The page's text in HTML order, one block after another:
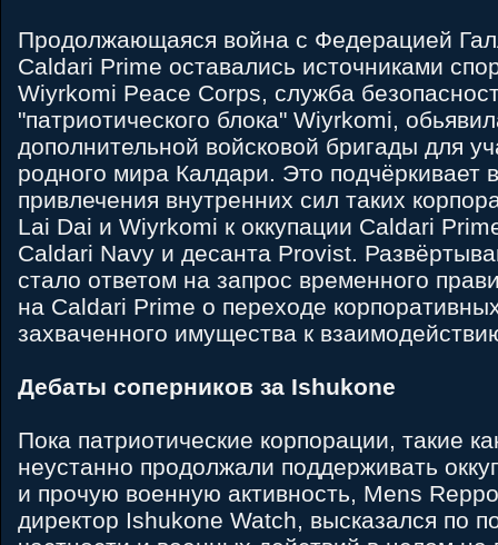
Продолжающаяся война с Федерацией
Caldari Prime оставались источниками
Wiyrkomi Peace Corps, служба
"патриотического блока" Wiyrkomi,
дополнительной войсковой бригады для
родного мира Калдари. Это подчёркивает
привлечения внутренних сил таких
Lai Dai и Wiyrkomi к оккупации Caldari
Caldari Navy и десанта Provist.
стало ответом на запрос временного
на Caldari Prime о переходе
захваченного имущества к
Дебаты соперников за Ishukone
Пока патриотические корпорации, такие
неустанно продолжали поддерживать
и прочую военную активность, Mens
директор Ishukone Watch, высказался по